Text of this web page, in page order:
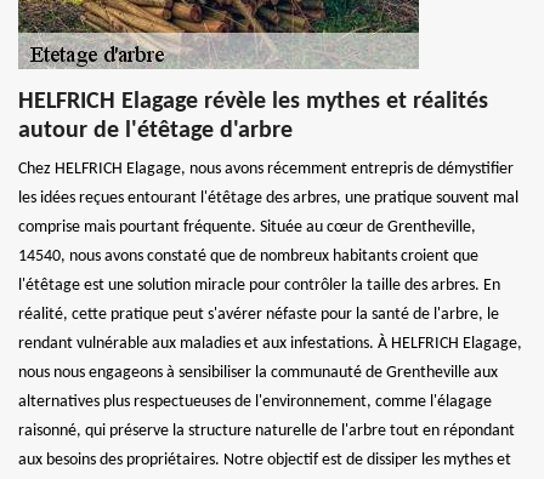
HELFRICH Elagage révèle les mythes et réalités
autour de l'étêtage d'arbre
Chez HELFRICH Elagage, nous avons récemment entrepris de démystifier
les idées reçues entourant l'étêtage des arbres, une pratique souvent mal
comprise mais pourtant fréquente. Située au cœur de Grentheville,
14540, nous avons constaté que de nombreux habitants croient que
l'étêtage est une solution miracle pour contrôler la taille des arbres. En
réalité, cette pratique peut s'avérer néfaste pour la santé de l'arbre, le
rendant vulnérable aux maladies et aux infestations. À HELFRICH Elagage,
nous nous engageons à sensibiliser la communauté de Grentheville aux
alternatives plus respectueuses de l'environnement, comme l'élagage
raisonné, qui préserve la structure naturelle de l'arbre tout en répondant
aux besoins des propriétaires. Notre objectif est de dissiper les mythes et